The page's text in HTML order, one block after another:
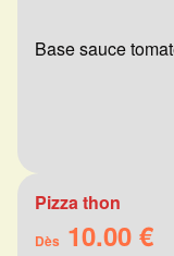
Base sauce
Pizza thon
Dès 10.00 €